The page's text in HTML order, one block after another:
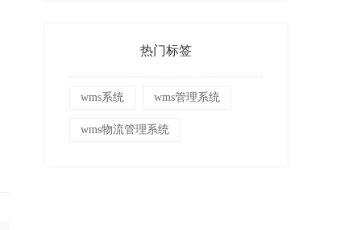
热门标签
wms系统 wms管理系统
wms物流管理系统